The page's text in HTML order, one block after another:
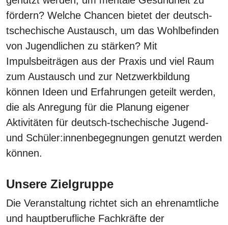
fördern? Welche Chancen bietet der deutsch-
tschechische Austausch, um das Wohlbefinden
von Jugendlichen zu stärken? Mit
Impulsbeiträgen aus der Praxis und viel Raum
zum Austausch und zur Netzwerkbildung
können Ideen und Erfahrungen geteilt werden,
die als Anregung für die Planung eigener
Aktivitäten für deutsch-tschechische Jugend-
und Schüler:innenbegegnungen genutzt werden
können.
Unsere Zielgruppe
Die Veranstaltung richtet sich an ehrenamtliche
und hauptberufliche Fachkräfte der